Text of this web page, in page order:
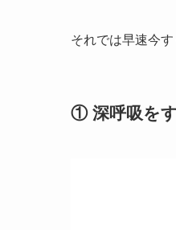
それでは早速今
① 深呼吸を